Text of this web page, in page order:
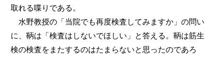
取れる喋りである。
水野教授の「当院でも再度検査してみますか」の問い
に、鞆は「検査はしないでほしい」と答える。鞆は筋生
検の検査をまたするのはたまらないと思ったのであろ